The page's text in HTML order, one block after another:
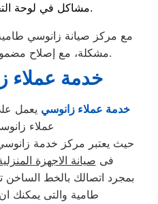
مشاكل في لوحة التحكم الإلكترونية.
مع مركز صيانة زانوسي
مشكلة، مع إصلاح مضمون يعيد الثلاجة لأفضل أداء.
خدمة عملاء
خدمة عملاء زانوسي يعمل
عملاء
حيث يعتبر مركز خدمة
فى صيانة الاجهزة
بمجرد اتصالك بالخط
طامية والتى يمكنك